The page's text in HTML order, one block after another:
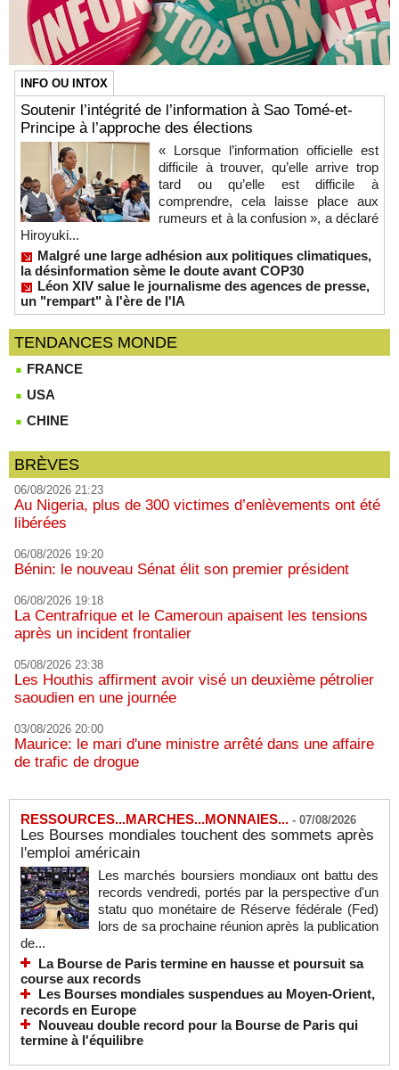
INFO OU INTOX
Soutenir l’intégrité de l’information à Sao Tomé-et-
Principe à l’approche des élections
« Lorsque l’information officielle est
difficile à trouver, qu’elle arrive trop
tard ou qu’elle est difficile à
comprendre, cela laisse place aux
rumeurs et à la confusion », a déclaré
Hiroyuki...
Malgré une large adhésion aux politiques climatiques,
la désinformation sème le doute avant COP30
Léon XIV salue le journalisme des agences de presse,
un "rempart" à l'ère de l'IA
TENDANCES MONDE
FRANCE
USA
CHINE
BRÈVES
06/08/2026 21:23
Au Nigeria, plus de 300 victimes d’enlèvements ont été
libérées
06/08/2026 19:20
Bénin: le nouveau Sénat élit son premier président
06/08/2026 19:18
La Centrafrique et le Cameroun apaisent les tensions
après un incident frontalier
05/08/2026 23:38
Les Houthis affirment avoir visé un deuxième pétrolier
saoudien en une journée
03/08/2026 20:00
Maurice: le mari d'une ministre arrêté dans une affaire
de trafic de drogue
RESSOURCES...MARCHES...MONNAIES... - 07/08/2026
Les Bourses mondiales touchent des sommets après
l'emploi américain
Les marchés boursiers mondiaux ont battu des
records vendredi, portés par la perspective d'un
statu quo monétaire de Réserve fédérale (Fed)
lors de sa prochaine réunion après la publication
de...
La Bourse de Paris termine en hausse et poursuit sa
course aux records
Les Bourses mondiales suspendues au Moyen-Orient,
records en Europe
Nouveau double record pour la Bourse de Paris qui
termine à l'équilibre